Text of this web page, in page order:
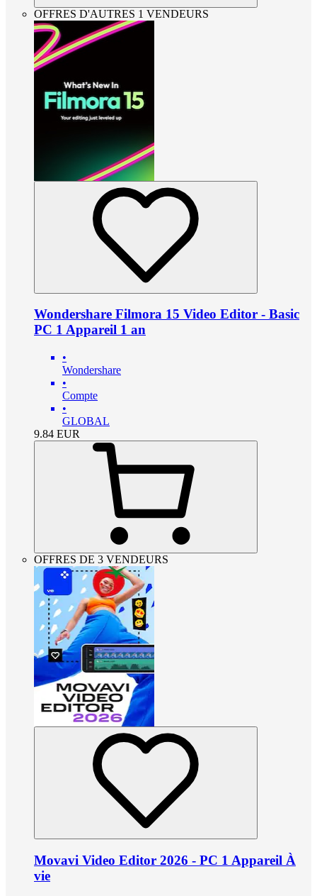
OFFRES D'AUTRES 1 VENDEURS
Wondershare Filmora 15 Video Editor - Basic
PC 1 Appareil 1 an
•
Wondershare
•
Compte
•
GLOBAL
9.84 EUR
OFFRES DE 3 VENDEURS
Movavi Video Editor 2026 - PC 1 Appareil À
vie